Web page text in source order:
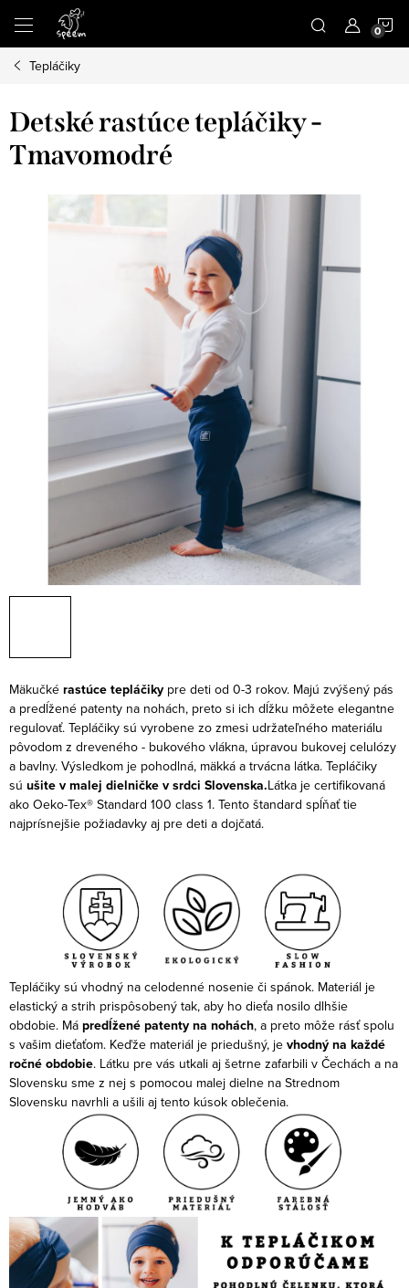
obsah
Tepláčiky
Detské rastúce tepláčiky -
Tmavomodré
Mäkučké rastúce tepláčiky pre deti od 0-3 rokov. Majú zvýšený pás
a predĺžené patenty na nohách, preto si ich dĺžku môžete elegantne
regulovať. Tepláčiky sú vyrobene zo zmesi udržateľného materiálu
pôvodom z dreveného - bukového vlákna, úpravou bukovej celulózy
a bavlny. Výsledkom je pohodlná, mäkká a trvácna látka. Tepláčiky
sú ušite v malej dielničke v srdci Slovenska.Látka je certifikovaná
ako Oeko-Tex® Standard 100 class 1. Tento štandard spĺňať tie
najprísnejšie požiadavky aj pre deti a dojčatá.
Tepláčiky sú vhodný na celodenné nosenie či spánok. Materiál je
elastický a strih prispôsobený tak, aby ho dieťa nosilo dlhšie
obdobie. Má predĺžené patenty na nohách, a preto môže rásť spolu
s vašim dieťaťom. Keďže materiál je priedušný, je vhodný na každé
ročné obdobie. Látku pre vás utkali aj šetrne zafarbili v Čechách a na
Slovensku sme z nej s pomocou malej dielne na Strednom
Slovensku navrhli a ušili aj tento kúsok oblečenia.